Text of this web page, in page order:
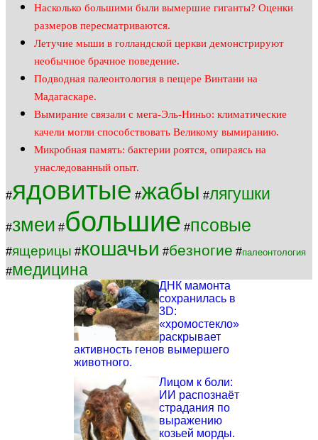
Насколько большими были вымершие гиганты? Оценки
размеров пересматриваются.
Летучие мыши в голландской церкви демонстрируют
необычное брачное поведение.
Подводная палеонтология в пещере Винтани на
Мадагаскаре.
Вымирание связали с мега-Эль-Ниньо: климатические
качели могли способствовать Великому вымиранию.
Микробная память: бактерии роятся, опираясь на
унаследованный опыт.
#ядовитые #жабы #лягушки
#змеи #большие #псовые
#ящерицы #кошачьи #безногие #палеонтология
#медицина
ДНК мамонта
сохранилась в
3D:
«хромостекло»
раскрывает
активность генов вымершего
животного.
Лицом к боли:
ИИ распознаёт
страдания по
выражению
козьей морды.